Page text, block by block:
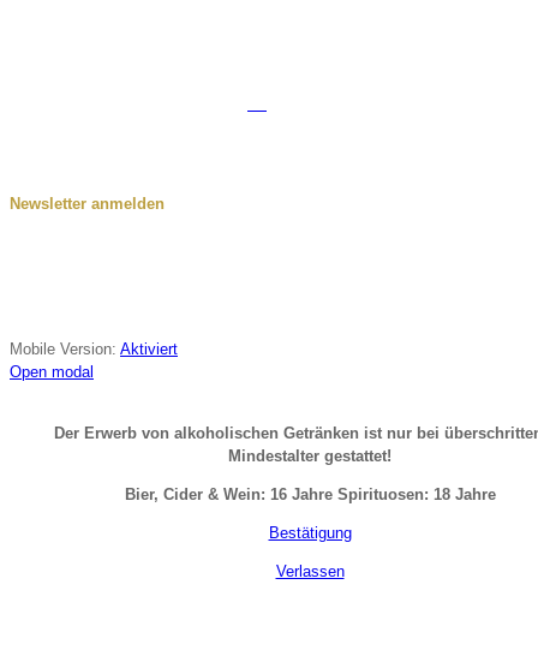
Newsletter anmelden
Mobile Version: Aktiviert
Open modal
Der Erwerb von alkoholischen Getränken ist nur bei
Mindestalter gestattet!
Bier, Cider & Wein: 16 Jahre Spirituosen: 18 Jahre
Bestätigung
Verlassen